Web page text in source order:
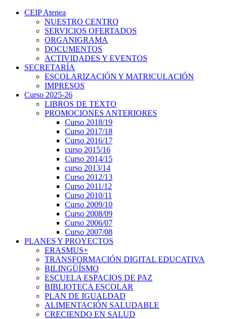
CEIP Atenea
NUESTRO CENTRO
SERVICIOS OFERTADOS
ORGANIGRAMA
DOCUMENTOS
ACTIVIDADES Y EVENTOS
SECRETARÍA
ESCOLARIZACIÓN Y MATRICULACIÓN
IMPRESOS
Curso 2025-26
LIBROS DE TEXTO
PROMOCIONES ANTERIORES
Curso 2018/19
Curso 2017/18
Curso 2016/17
curso 2015/16
Curso 2014/15
curso 2013/14
Curso 2012/13
Curso 2011/12
Curso 2010/11
Curso 2009/10
Curso 2008/09
Curso 2006/07
Curso 2007/08
PLANES Y PROYECTOS
ERASMUS+
TRANSFORMACIÓN DIGITAL EDUCATIVA
BILINGÜÍSMO
ESCUELA ESPACIOS DE PAZ
BIBLIOTECA ESCOLAR
PLAN DE IGUALDAD
ALIMENTACIÓN SALUDABLE
CRECIENDO EN SALUD